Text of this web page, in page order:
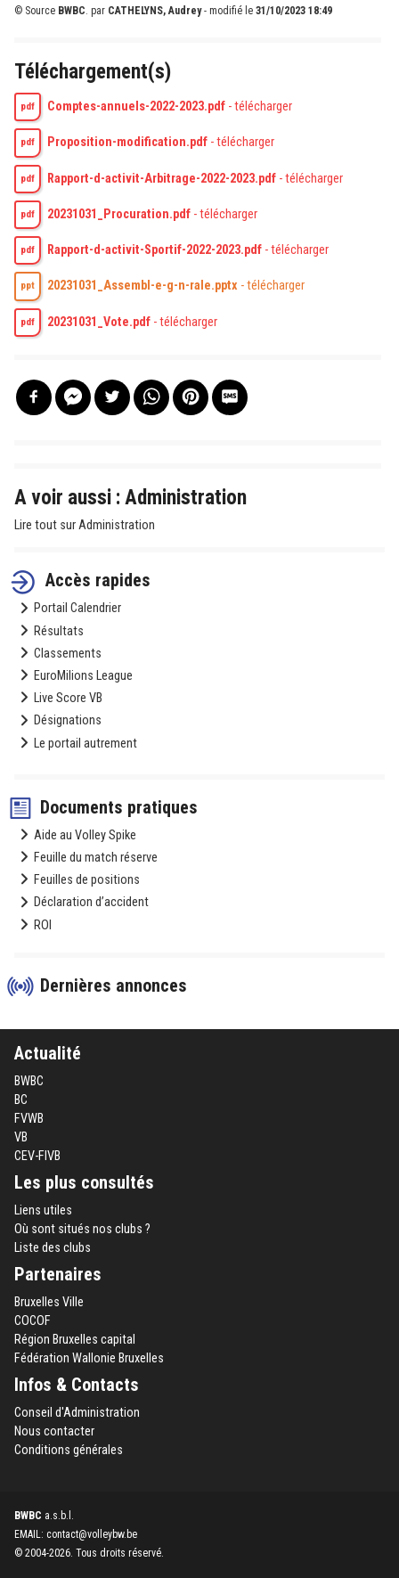
© Source BWBC par CATHELYNS, Audrey- modifié le 31/10/2023 18:49
Téléchargement(s)
pdf Comptes-annuels-2022-2023.pdf-télécharger
pdf Proposition-modification.pdf-télécharger
pdf Rapport-d-activit-Arbitrage-2022-2023.pdf-télécharger
pdf 20231031_Procuration.pdf-télécharger
pdf Rapport-d-activit-Sportif-2022-2023.pdf-télécharger
ppt 20231031_Assembl-e-g-n-rale.pptx -télécharger
pdf 20231031_Vote.pdf-télécharger
A voir aussi : Administration
Lire tout sur Administration
Accès rapides
Portail Calendrier
Résultats
Classements
EuroMilions League
Live Score VB
Désignations
Le portail autrement
Documents pratiques
Aide au Volley Spike
Feuille du match réserve
Feuilles de positions
Déclaration d’accident
ROI
Dernières annonces
Actualité
BWBC
BC
FVWB
VB
CEV-FIVB
Les plus consultés
Liens utiles
Où sont situés nos clubs ?
Liste des clubs
Partenaires
Bruxelles Ville
COCOF
Région Bruxelles capital
Fédération Wallonie Bruxelles
Infos & Contacts
Conseil d'Administration
Nous contacter
Conditions générales
BWBC a.s.b.l.
EMAIL: contact@volleybw.be
© 2004-2026. Tous droits réservé.